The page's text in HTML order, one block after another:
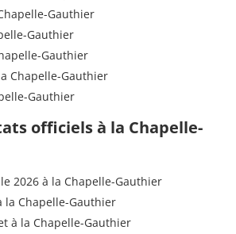
Gauthier
Gauthier
Gauthier
Chapelle-Gauthier
Gauthier
officiels à la Chapelle-
2026 à la Chapelle-Gauthier
la Chapelle-Gauthier
à la Chapelle-Gauthier